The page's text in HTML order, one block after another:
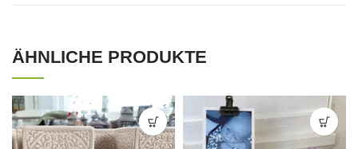
ÄHNLICHE PRODUKTE